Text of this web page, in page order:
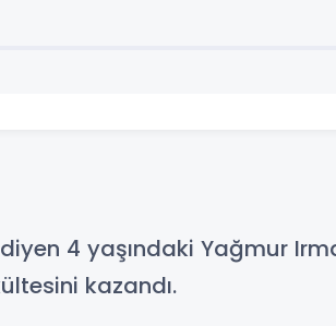
4 yaşındaki Yağmur
kazandı.